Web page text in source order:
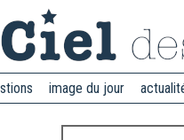
image du jour